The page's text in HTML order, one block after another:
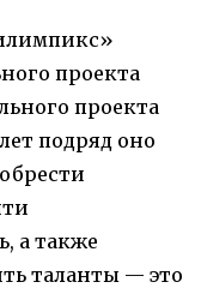
проекта
проекта
подряд оно
а также
таланты — это